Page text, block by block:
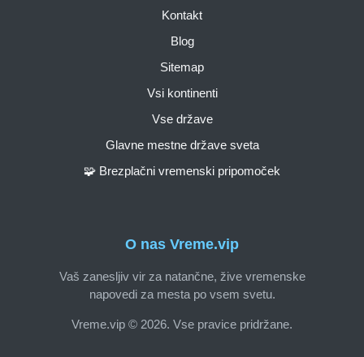
O nas Vreme.vip
Vaš zanesljiv vir za natančne, žive vremenske
napovedi za mesta po vsem svetu.
Vreme.vip © 2026. Vse pravice pridržane.
Kontakt
Blog
Sitemap
Vsi kontinenti
Vse države
Glavne mestne države sveta
🧩 Brezplačni vremenski pripomoček